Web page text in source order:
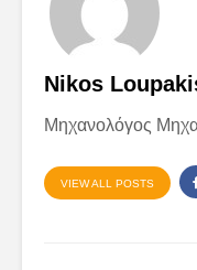
Nikos
Μηχανολόγος
VIEW ALL POSTS